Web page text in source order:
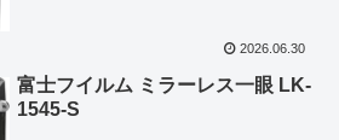
2026.06.30
富士フイルム ミラーレス一眼 LK-
1545-S